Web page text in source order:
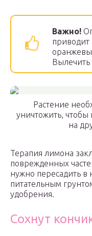
Важно!
Растение
уничтожить, чтобы
на
Терапия лимона
поврежденных
нужно пересадить в
питательным
удобрения.
Сохнут